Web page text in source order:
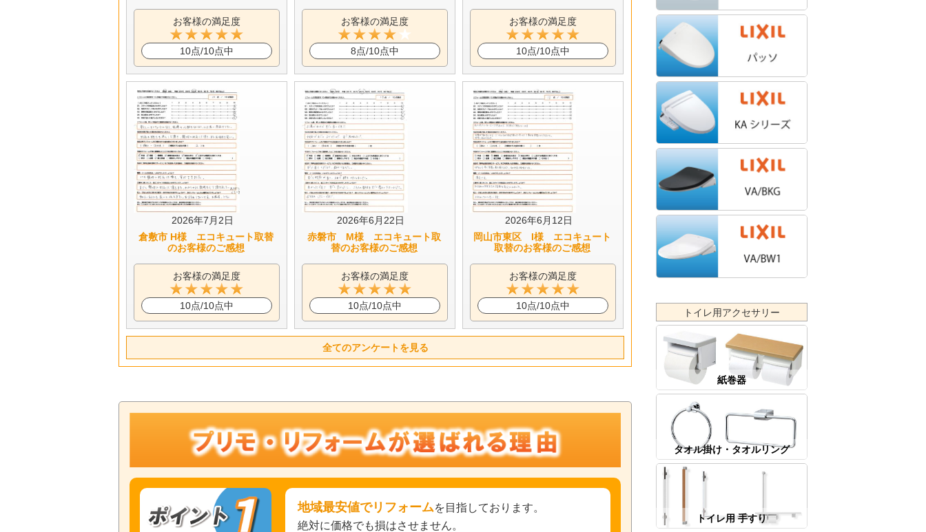
お客様の満足度
10点/10点中
お客様の満足度
8点/10点中
お客様の満足度
10点/10点中
2026年7月2日
倉敷市 H様 エコキュート取替
のお客様のご感想
お客様の満足度
10点/10点中
2026年6月22日
赤磐市 M様 エコキュート取
替のお客様のご感想
お客様の満足度
10点/10点中
2026年6月12日
岡山市東区 I様 エコキュート
取替のお客様のご感想
お客様の満足度
10点/10点中
全てのアンケートを見る
地域最安値でリフォームを目指しております。
絶対に価格でも損はさせません。
トイレ用アクセサリー
紙巻器
タオル掛け・タオルリング
トイレ用 手すり